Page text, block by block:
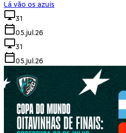
Lá vão os azuis
31
05.jul.26
31
05.jul.26